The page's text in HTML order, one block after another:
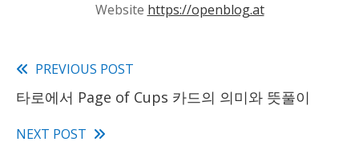
Website https://openblog.at
Read
more
articles
PREVIOUS POST
타로에서 Page of Cups 카드의 의미와 뜻풀이
NEXT POST